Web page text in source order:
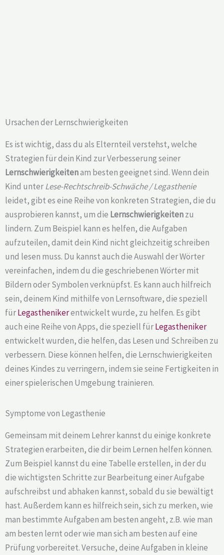
Ursachen der Lernschwierigkeiten
Es ist wichtig, dass du als Elternteil verstehst, welche
Strategien für dein Kind zur Verbesserung seiner
Lernschwierigkeitenam besten geeignet sind. Wenn dein
Kind unterLese-Rechtschreib-Schwäche / Legasthenie
leidet, gibt es eine Reihe von konkreten Strategien, die du
ausprobieren kannst, um die Lernschwierigkeitenzu
lindern. Zum Beispiel kann es helfen, die Aufgaben
aufzuteilen, damit dein Kind nicht gleichzeitig schreiben
und lesen muss. Du kannst auch die Auswahl der Wörter
vereinfachen, indem du die geschriebenen Wörter mit
Bildern oder Symbolen verknüpfst. Es kann auch hilfreich
sein, deinem Kind mithilfe von Lernsoftware, die speziell
fürLegasthenikerentwickelt wurde, zu helfen. Es gibt
auch eine Reihe von Apps, die speziell fürLegastheniker
entwickelt wurden, die helfen, das Lesen und Schreiben zu
verbessern. Diese können helfen, die Lernschwierigkeiten
deines Kindes zu verringern, indem sie seine Fertigkeiten in
einer spielerischen Umgebung trainieren.
Symptome von Legasthenie
Gemeinsam mit deinem Lehrer kannst du einige konkrete
Strategien erarbeiten, die dir beim Lernen helfen können.
Zum Beispiel kannst du eine Tabelle erstellen, in der du
die wichtigsten Schritte zur Bearbeitung einer Aufgabe
aufschreibst und abhaken kannst, sobald du sie bewältigt
hast. Außerdem kann es hilfreich sein, sich zu merken, wie
man bestimmte Aufgaben am besten angeht, z.B. wie man
am besten lernt oder wie man sich am besten auf eine
Prüfung vorbereitet. Versuche, deine Aufgaben in kleine